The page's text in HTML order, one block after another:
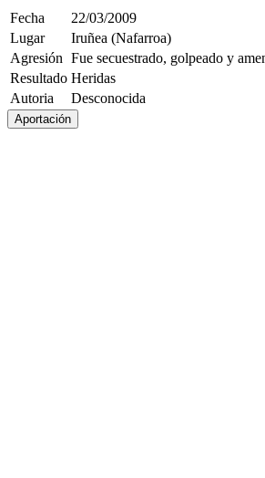
Fecha
22/03/2009
Lugar
Iruñea (Nafarroa)
Agresión Fue secuestrado, golpeado y
Resultado Heridas
Autoria
Desconocida